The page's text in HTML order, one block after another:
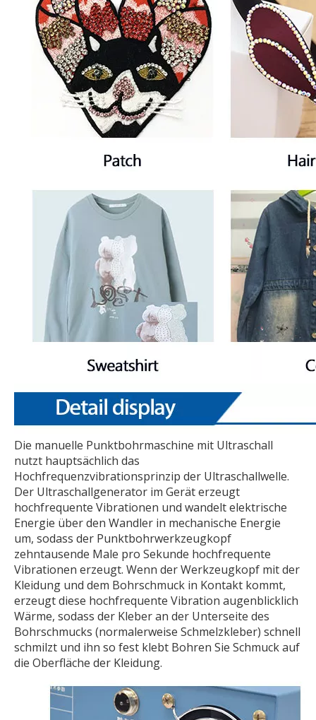
Die manuelle Punktbohrmaschine mit Ultraschall
nutzt hauptsächlich das
Hochfrequenzvibrationsprinzip der Ultraschallwelle.
Der Ultraschallgenerator im Gerät erzeugt
hochfrequente Vibrationen und wandelt elektrische
Energie über den Wandler in mechanische Energie
um, sodass der Punktbohrwerkzeugkopf
zehntausende Male pro Sekunde hochfrequente
Vibrationen erzeugt. Wenn der Werkzeugkopf mit der
Kleidung und dem Bohrschmuck in Kontakt kommt,
erzeugt diese hochfrequente Vibration augenblicklich
Wärme, sodass der Kleber an der Unterseite des
Bohrschmucks (normalerweise Schmelzkleber) schnell
schmilzt und ihn so fest klebt Bohren Sie Schmuck auf
die Oberfläche der Kleidung.